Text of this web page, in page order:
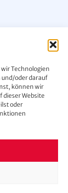
Technologien
und/oder darauf
können wir
dieser Website
oder